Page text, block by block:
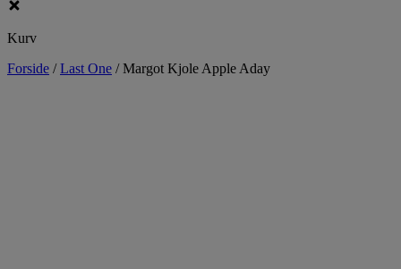
Kurv
Forside /Last One /Margot Kjole Apple Aday